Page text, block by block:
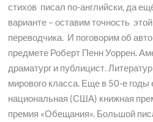
стихов писал по-английски, да
варианте – оставим точность
переводчика. И поговорим об
предмете Роберт Пенн Уоррен.
драматург и публицист.
мирового класса. Еще в 50-е
национальная (США) книжная
премия «Обещания». Большой